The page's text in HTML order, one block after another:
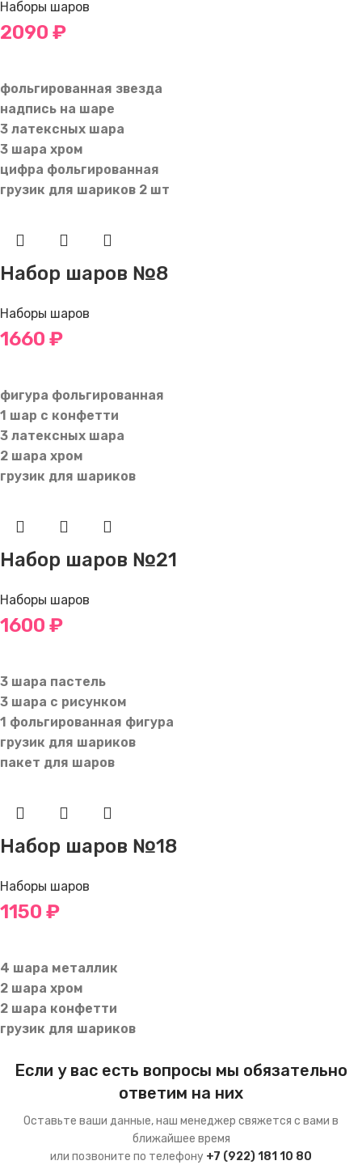
Наборы шаров
2090 ₽
фольгированная звезда
надпись на шаре
3 латексных шара
3 шара хром
цифра фольгированная
грузик для шариков 2 шт
Набор шаров №8
Наборы шаров
1660 ₽
фигура фольгированная
1 шар с конфетти
3 латексных шара
2 шара хром
грузик для шариков
Набор шаров №21
Наборы шаров
1600 ₽
3 шара пастель
3 шара с рисунком
1 фольгированная фигура
грузик для шариков
пакет для шаров
Набор шаров №18
Наборы шаров
1150 ₽
4 шара металлик
2 шара хром
2 шара конфетти
грузик для шариков
Если у вас есть вопросы мы обязательно
ответим на них
Оставьте ваши данные, наш менеджер свяжется с вами в
ближайшее время
или позвоните по телефону +7 (922) 181 10 80